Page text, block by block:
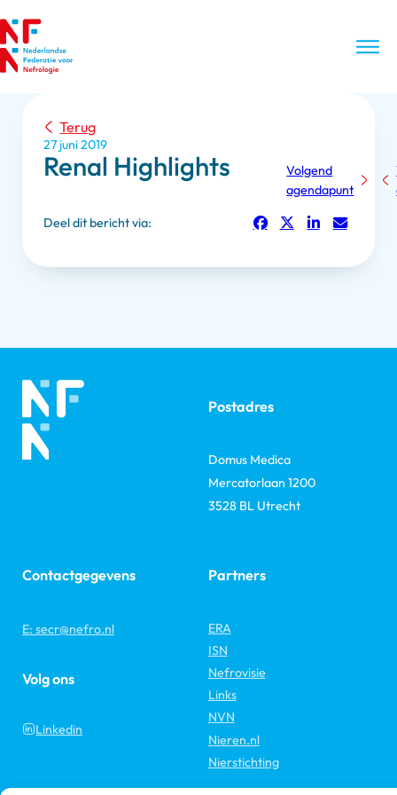
Terug
27 juni 2019
Renal Highlights
Deel dit bericht via:
Volgend
agendapunt
Postadres
Domus Medica
Mercatorlaan 1200
3528 BL Utrecht
Contactgegevens
E: secr@nefro.nl
Volg ons
Linkedin
Partners
ERA
ISN
Nefrovisie
Links
NVN
Nieren.nl
Nierstichting